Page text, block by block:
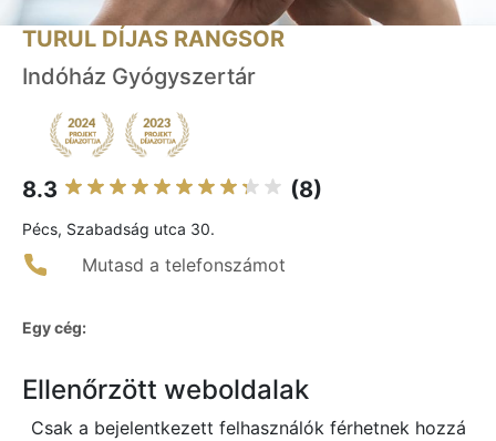
TURUL DÍJAS RANGSOR
Indóház Gyógyszertár
8.3 (8)
Pécs, Szabadság utca 30.
Mutasd a telefonszámot
Egy cég:
Ellenőrzött weboldalak
Csak a bejelentkezett felhasználók férhetnek hozzá